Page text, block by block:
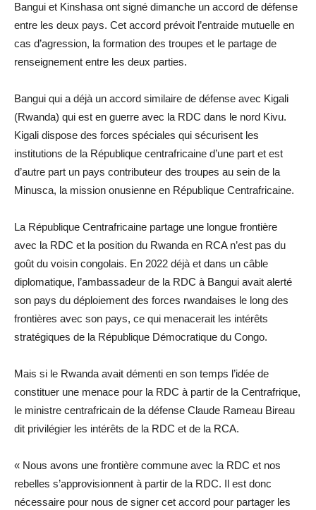
Bangui et Kinshasa ont signé dimanche un accord de défense
entre les deux pays. Cet accord prévoit l’entraide mutuelle en
cas d’agression, la formation des troupes et le partage de
renseignement entre les deux parties.
Bangui qui a déjà un accord similaire de défense avec Kigali
(Rwanda) qui est en guerre avec la RDC dans le nord Kivu.
Kigali dispose des forces spéciales qui sécurisent les
institutions de la République centrafricaine d’une part et est
d’autre part un pays contributeur des troupes au sein de la
Minusca, la mission onusienne en République Centrafricaine.
La République Centrafricaine partage une longue frontière
avec la RDC et la position du Rwanda en RCA n’est pas du
goût du voisin congolais. En 2022 déjà et dans un câble
diplomatique, l’ambassadeur de la RDC à Bangui avait alerté
son pays du déploiement des forces rwandaises le long des
frontières avec son pays, ce qui menacerait les intérêts
stratégiques de la République Démocratique du Congo.
Mais si le Rwanda avait démenti en son temps l’idée de
constituer une menace pour la RDC à partir de la Centrafrique,
le ministre centrafricain de la défense Claude Rameau Bireau
dit privilégier les intérêts de la RDC et de la RCA.
« Nous avons une frontière commune avec la RDC et nos
rebelles s’approvisionnent à partir de la RDC. Il est donc
nécessaire pour nous de signer cet accord pour partager les